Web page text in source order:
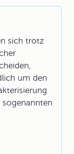
sich trotz
um den
sogenannten